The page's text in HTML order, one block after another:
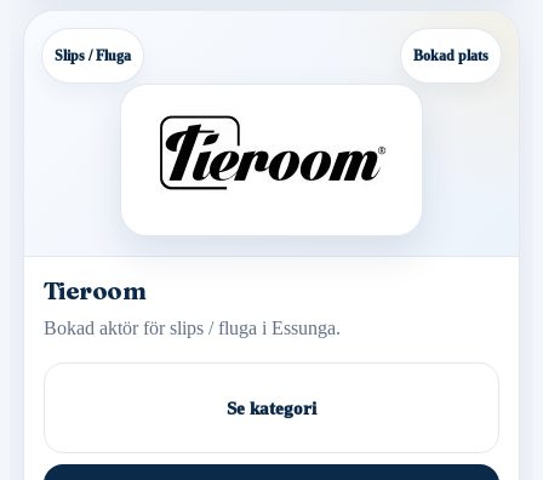
Slips / Fluga Bokad plats
Tieroom
Bokad aktör för slips / fluga i Essunga.
Se kategori